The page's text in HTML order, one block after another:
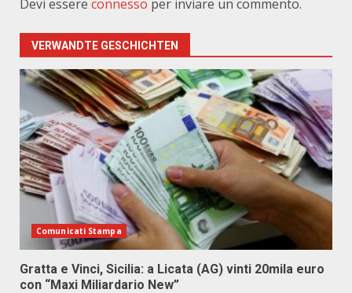
Devi essere connesso per inviare un commento.
VERWANDTE GESCHICHTEN
Comunicati Stampa
Gratta e Vinci, Sicilia: a Licata (AG) vinti 20mila euro
con “Maxi Miliardario New”